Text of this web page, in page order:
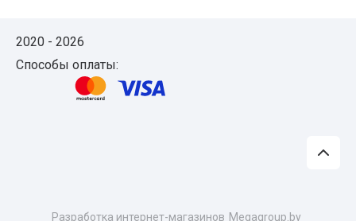
2020 - 2026
Способы оплаты:
Разработка интернет-магазинов Мegagroup.by